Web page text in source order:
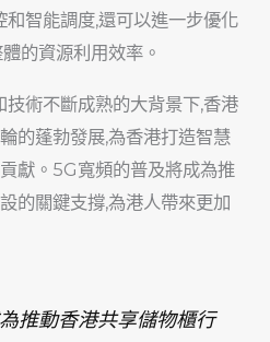
智能調度,還可以進一步優化
的資源利用效率。
術不斷成熟的大背景下,香港
的蓬勃發展,為香港打造智慧
獻。5G寬頻的普及將成為推
的關鍵支撐,為港人帶來更加
推動香港共享儲物櫃行